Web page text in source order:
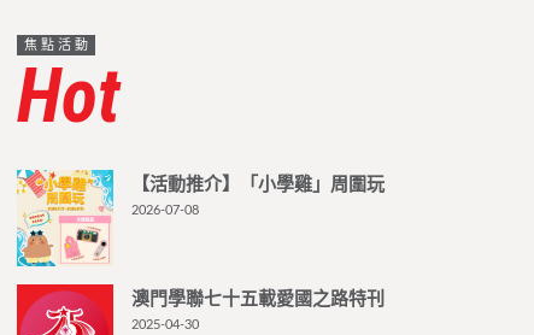
焦點活動
Hot
【活動推介】「小學雞」周圍玩
2026-07-08
澳門學聯七十五載愛國之路特刊
2025-04-30